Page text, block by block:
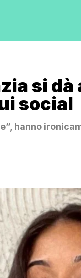
si
social
hanno